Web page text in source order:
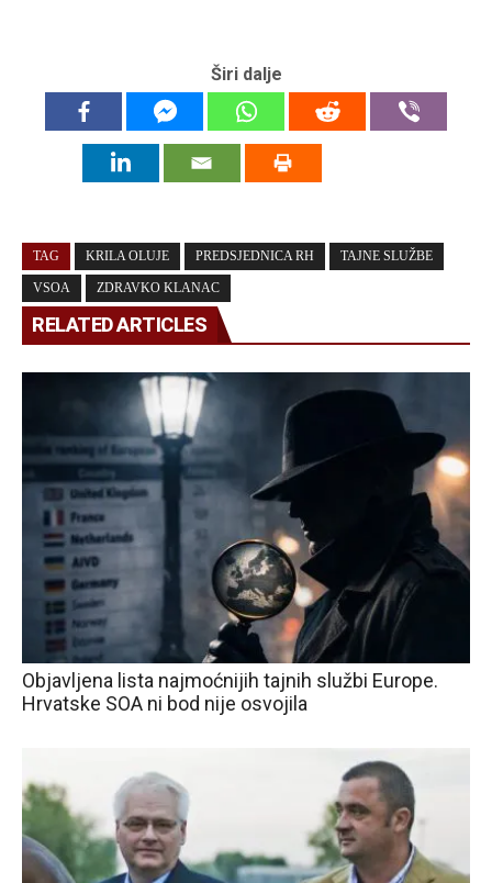
Širi dalje
TAG KRILA OLUJE PREDSJEDNICA RH TAJNE SLUŽBE
VSOA ZDRAVKO KLANAC
RELATED ARTICLES
Objavljena lista najmoćnijih tajnih službi Europe.
Hrvatske SOA ni bod nije osvojila